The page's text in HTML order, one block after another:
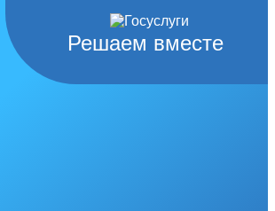
Решаем вместе